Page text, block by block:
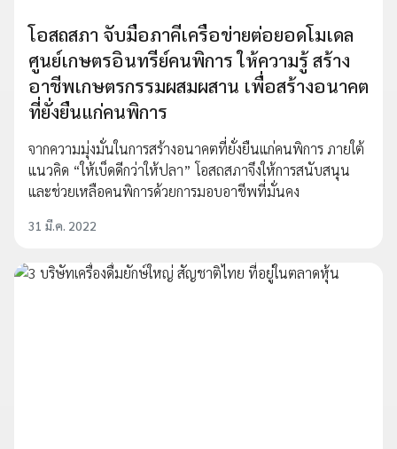
โอสถสภา จับมือภาคีเครือข่ายต่อยอดโมเดล
ศูนย์เกษตรอินทรีย์คนพิการ ให้ความรู้ สร้าง
อาชีพเกษตรกรรมผสมผสาน เพื่อสร้างอนาคต
ที่ยั่งยืนแก่คนพิการ
จากความมุ่งมั่นในการสร้างอนาคตที่ยั่งยืนแก่คนพิการ ภายใต้
แนวคิด “ให้เบ็ดดีกว่าให้ปลา” โอสถสภาจึงให้การสนับสนุน
และช่วยเหลือคนพิการด้วยการมอบอาชีพที่มั่นคง
31 มี.ค. 2022